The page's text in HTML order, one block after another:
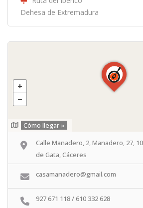
Dehesa de Extremadura
Cómo llegar »
Calle Manadero, 2, Manadero, 27,
de Gata, Cáceres
casamanadero@gmail.com
927 671 118 / 610 332 628